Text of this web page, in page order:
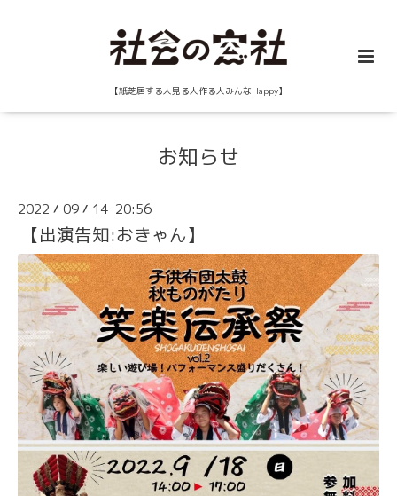
【紙芝居する人見る人作る人みんなHappy】
お知らせ
2022 / 09 / 14 20:56
【出演告知:おきゃん】